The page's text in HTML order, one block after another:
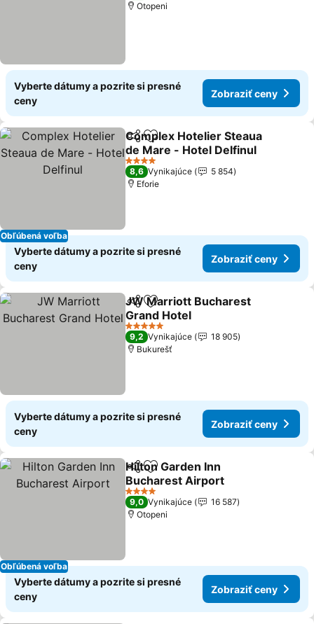
Otopeni
Vyberte dátumy a pozrite si presné
ceny
Zobraziť ceny
Obľúbená voľba
ZdieľaťPridať do obľúbených
Complex Hotelier Steaua
de Mare - Hotel Delfinul
Zobraziť ceny
4 Počet hviezdičiek
8,6 Vynikajúce
5 854
Eforie
Vyberte dátumy a pozrite si presné
ceny
Zobraziť ceny
ZdieľaťPridať do obľúbených
JW Marriott Bucharest
Grand Hotel
Zobraziť ceny
5 Počet hviezdičiek
9,2 Vynikajúce
18 905
Bukurešť
Vyberte dátumy a pozrite si presné
ceny
Zobraziť ceny
Obľúbená voľba
ZdieľaťPridať do obľúbených
Hilton Garden Inn
Bucharest Airport
Zobraziť ceny
4 Počet hviezdičiek
9,0 Vynikajúce
16 587
Otopeni
Vyberte dátumy a pozrite si presné
ceny
Zobraziť ceny